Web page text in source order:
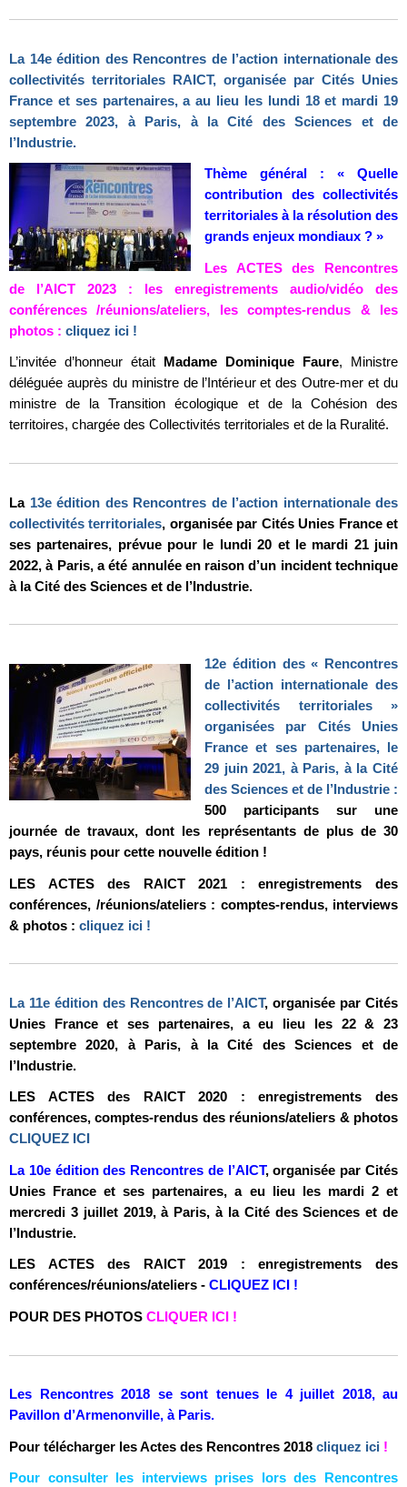
La 14e édition des Rencontres de l’action internationale des
collectivités territoriales RAICT, organisée par Cités Unies
France et ses partenaires, a au lieu les lundi 18 et mardi 19
septembre 2023, à Paris, à la Cité des Sciences et de
l’Industrie.
Thème général : « Quelle
contribution des collectivités
territoriales à la résolution des
grands enjeux mondiaux ? »
Les ACTES des Rencontres
de l’AICT 2023 : les enregistrements audio/vidéo des
conférences /réunions/ateliers, les comptes-rendus & les
photos : cliquez ici !
L’invitée d’honneur était Madame Dominique Faure, Ministre
déléguée auprès du ministre de l’Intérieur et des Outre-mer et du
ministre de la Transition écologique et de la Cohésion des
territoires, chargée des Collectivités territoriales et de la Ruralité.
La 13e édition des Rencontres de l’action internationale des
collectivités territoriales, organisée par Cités Unies France et
ses partenaires, prévue pour le lundi 20 et le mardi 21 juin
2022, à Paris, a été annulée en raison d’un incident technique
à la Cité des Sciences et de l’Industrie.
12e édition des « Rencontres
de l’action internationale des
collectivités territoriales »
organisées par Cités Unies
France et ses partenaires, le
29 juin 2021, à Paris, à la Cité
des Sciences et de l’Industrie :
500 participants sur une
journée de travaux, dont les représentants de plus de 30
pays, réunis pour cette nouvelle édition !
LES ACTES des RAICT 2021 : enregistrements des
conférences, /réunions/ateliers : comptes-rendus, interviews
& photos : cliquez ici !
La 11e édition des Rencontres de l’AICT, organisée par Cités
Unies France et ses partenaires, a eu lieu les 22 & 23
septembre 2020, à Paris, à la Cité des Sciences et de
l’Industrie.
LES ACTES des RAICT 2020 : enregistrements des
conférences, comptes-rendus des réunions/ateliers & photos
CLIQUEZ ICI
La 10e édition des Rencontres de l’AICT, organisée par Cités
Unies France et ses partenaires, a eu lieu les mardi 2 et
mercredi 3 juillet 2019, à Paris, à la Cité des Sciences et de
l’Industrie.
LES ACTES des RAICT 2019 : enregistrements des
conférences/réunions/ateliers - CLIQUEZ ICI !
POUR DES PHOTOS CLIQUER ICI !
Les Rencontres 2018 se sont tenues le 4 juillet 2018, au
Pavillon d’Armenonville, à Paris.
Pour télécharger les Actes des Rencontres 2018 cliquez ici !
Pour consulter les interviews prises lors des Rencontres